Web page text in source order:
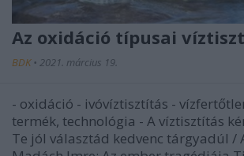
Az oxidáció típusai
BDK • 2021. március 19.
- oxidáció - ivóvíztisztítás -
termék, technológia - A víztisztítás
Te jól választád kedvenc tárgyadúl /